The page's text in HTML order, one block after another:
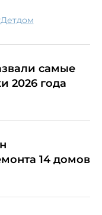
детдом
самые
2026 года
14 домов